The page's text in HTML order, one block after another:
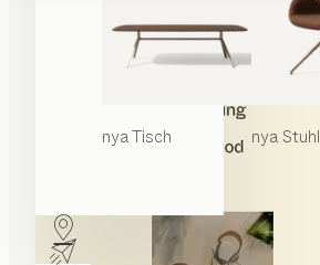
nyaTisch nyaStuhl